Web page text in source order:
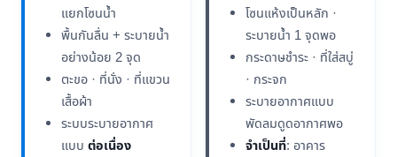
แยกโซนน้ำ
พื้นกันลื่น + ระบายน้ำ
อย่างน้อย 2 จุด
ตะขอ · ที่นั่ง · ที่แขวน
เสื้อผ้า
ระบบระบายอากาศ
แบบต่อเนื่อง
โซนแห้งเป็นหลัก ·
ระบายน้ำ 1 จุดพอ
กระดาษชำระ · ที่ใส่สบู่
· กระจก
ระบายอากาศแบบ
พัดลมดูดอากาศพอ
จำเป็นที่: อาคาร